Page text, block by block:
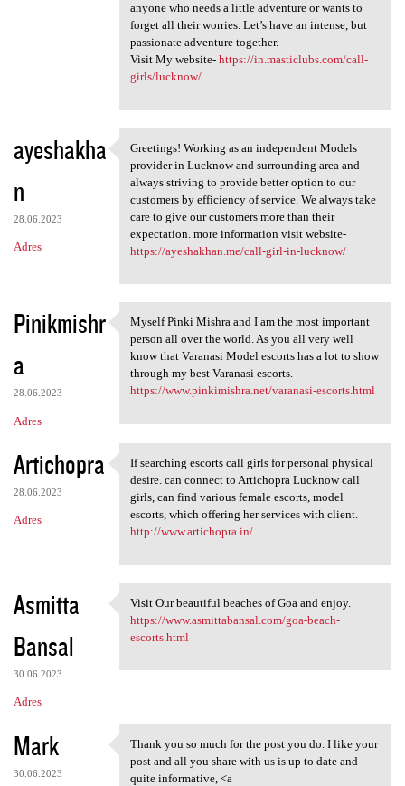
anyone who needs a little adventure or wants to
forget all their worries. Let’s have an intense, but
passionate adventure together.
Visit My website- https://in.masticlubs.com/call-
girls/lucknow/
ayeshakha
n
28.06.2023
Adres
Greetings! Working as an
Greetings! Working as an independent Models
provider in Lucknow and surrounding area and
always striving to provide better option to our
customers by efficiency of service. We always take
care to give our customers more than their
expectation. more information visit website-
https://ayeshakhan.me/call-girl-in-lucknow/
Pinikmishr
a
28.06.2023
Adres
Myself Pinki Mishra and I am
Myself Pinki Mishra and I am the most important
person all over the world. As you all very well
know that Varanasi Model escorts has a lot to show
through my best Varanasi escorts.
https://www.pinkimishra.net/varanasi-escorts.html
Artichopra
28.06.2023
Adres
If searching escorts call
If searching escorts call girls for personal physical
desire. can connect to Artichopra Lucknow call
girls, can find various female escorts, model
escorts, which offering her services with client.
http://www.artichopra.in/
Asmitta
Bansal
30.06.2023
Adres
Visit Our beautiful beaches
Visit Our beautiful beaches of Goa and enjoy.
https://www.asmittabansal.com/goa-beach-
escorts.html
Mark
30.06.2023
Thank you so much for the
Thank you so much for the post you do. I like your
post and all you share with us is up to date and
quite informative, <a